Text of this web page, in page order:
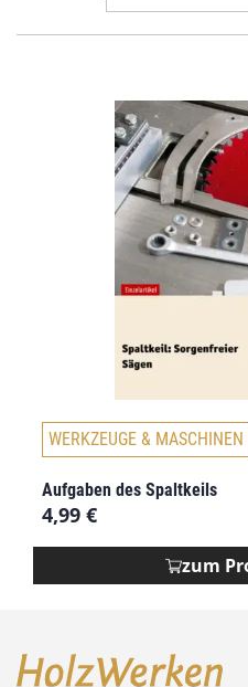
WERKZEUGE & MASCHINEN
Aufgaben des Spaltkeils
4,99 €
zum